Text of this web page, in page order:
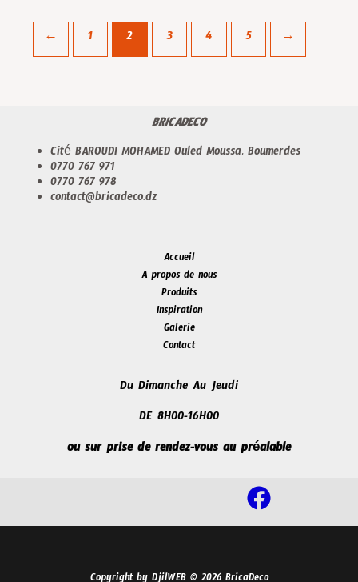
← 1 2 3 4 5 →
BRICADECO
Cité BAROUDI MOHAMED Ouled Moussa, Boumerdes
0770 767 971
0770 767 978
contact@bricadeco.dz
Accueil
A propos de nous
Produits
Inspiration
Galerie
Contact
Du Dimanche Au Jeudi
DE 8H00-16H00
ou sur prise de rendez-vous au préalable